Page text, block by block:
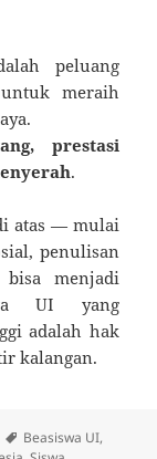
peluang
meraih
prestasi
.
atas — mulai
penulisan
menjadi
UI yang
adalah hak
kalangan.
Tags
Beasiswa UI,